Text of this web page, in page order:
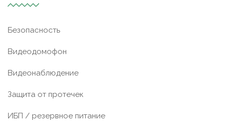
Безопасность
Видеодомофон
Видеонаблюдение
Защита от протечек
ИБП / резервное питание